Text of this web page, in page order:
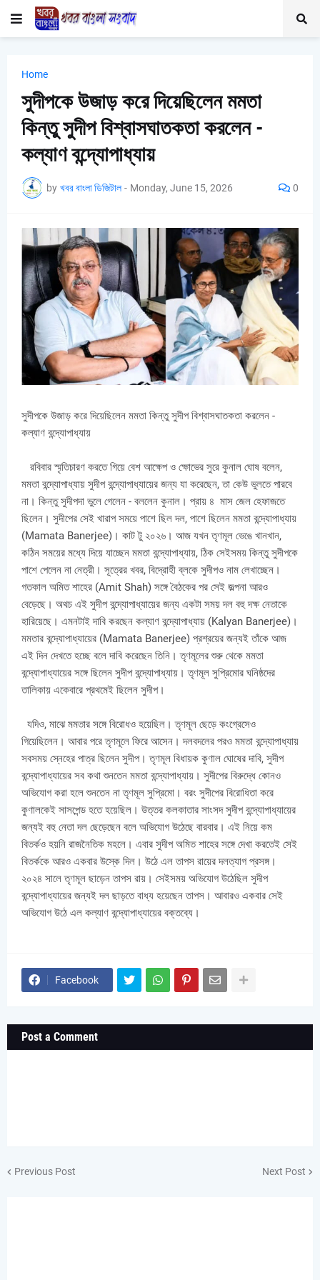
Home
সুদীপকে উজাড় করে দিয়েছিলেন মমতা
কিন্তু সুদীপ বিশ্বাসঘাতকতা করলেন -
কল্যাণ বন্দ্যোপাধ্যায়
by খবর বাংলা ডিজিটাল - Monday, June 15, 2026 0
সুদীপকে উজাড় করে দিয়েছিলেন মমতা কিন্তু সুদীপ বিশ্বাসঘাতকতা করলেন -
কল্যাণ বন্দ্যোপাধ্যায়
রবিবার স্মৃতিচারণ করতে গিয়ে বেশ আক্ষেপ ও ক্ষোভের সুরে কুনাল ঘোষ বলেন,
মমতা বন্দ্যোপাধ্যায় সুদীপ বন্দ্যোপাধ্যায়ের জন্য যা করেছেন, তা কেউ ভুলতে পারবে
না। কিন্তু সুদীপদা ভুলে গেলেন - বললেন কুনাল। প্রায় ৪ মাস জেল হেফাজতে
ছিলেন। সুদীপের সেই খারাপ সময়ে পাশে ছিল দল, পাশে ছিলেন মমতা বন্দ্যোপাধ্যায়
(Mamata Banerjee)। কাট টু ২০২৬। আজ যখন তৃণমূল ভেঙে খানখান,
কঠিন সময়ের মধ্যে দিয়ে যাচ্ছেন মমতা বন্দ্যোপাধ্যায়, ঠিক সেইসময় কিন্তু সুদীপকে
পাশে পেলেন না নেত্রী। সূত্রের খবর, বিদ্রোহী ব্লকে সুদীপও নাম লেখাচ্ছেন।
গতকাল অমিত শাহের (Amit Shah) সঙ্গে বৈঠকের পর সেই জল্পনা আরও
বেড়েছে। অথচ এই সুদীপ বন্দ্যোপাধ্যায়ের জন্য একটা সময় দল বহু দক্ষ নেতাকে
হারিয়েছে। এমনটাই দাবি করছেন কল্যাণ বন্দ্যোপাধ্যায় (Kalyan Banerjee)।
মমতার বন্দ্যোপাধ্যায়ের (Mamata Banerjee) প্রশ্রয়ের জন্যই তাঁকে আজ
এই দিন দেখতে হচ্ছে বলে দাবি করেছেন তিনি। তৃণমূলের শুরু থেকে মমতা
বন্দ্যোপাধ্যায়ের সঙ্গে ছিলেন সুদীপ বন্দ্যোপাধ্যায়। তৃণমূল সুপ্রিমোর ঘনিষ্ঠদের
তালিকায় একেবারে প্রথমেই ছিলেন সুদীপ।
যদিও, মাঝে মমতার সঙ্গে বিরোধও হয়েছিল। তৃণমূল ছেড়ে কংগ্রেসেও
গিয়েছিলেন। আবার পরে তৃণমূলে ফিরে আসেন। দলবদলের পরও মমতা বন্দ্যোপাধ্যায়
সবসময় স্নেহের পাত্র ছিলেন সুদীপ। তৃণমূল বিধায়ক কুণাল ঘোষের দাবি, সুদীপ
বন্দ্যোপাধ্যায়ের সব কথা শুনতেন মমতা বন্দ্যোপাধ্যায়। সুদীপের বিরুদ্ধে কোনও
অভিযোগ করা হলে শুনতেন না তৃণমূল সুপ্রিমো। বরং সুদীপের বিরোধিতা করে
কুণালকেই সাসপেন্ড হতে হয়েছিল। উত্তর কলকাতার সাংসদ সুদীপ বন্দ্যোপাধ্যায়ের
জন্যই বহু নেতা দল ছেড়েছেন বলে অভিযোগ উঠেছে বারবার। এই নিয়ে কম
বিতর্কও হয়নি রাজনৈতিক মহলে। এবার সুদীপ অমিত শাহের সঙ্গে দেখা করতেই সেই
বিতর্ককে আরও একবার উস্কে দিল। উঠে এল তাপস রায়ের দলত্যাগ প্রসঙ্গ।
২০২৪ সালে তৃণমূল ছাড়েন তাপস রায়। সেইসময় অভিযোগ উঠেছিল সুদীপ
বন্দ্যোপাধ্যায়ের জন্যই দল ছাড়তে বাধ্য হয়েছেন তাপস। আবারও একবার সেই
অভিযোগ উঠে এল কল্যাণ বন্দ্যোপাধ্যায়ের বক্তব্যে।
Facebook
Post a Comment
Previous Post Next Post